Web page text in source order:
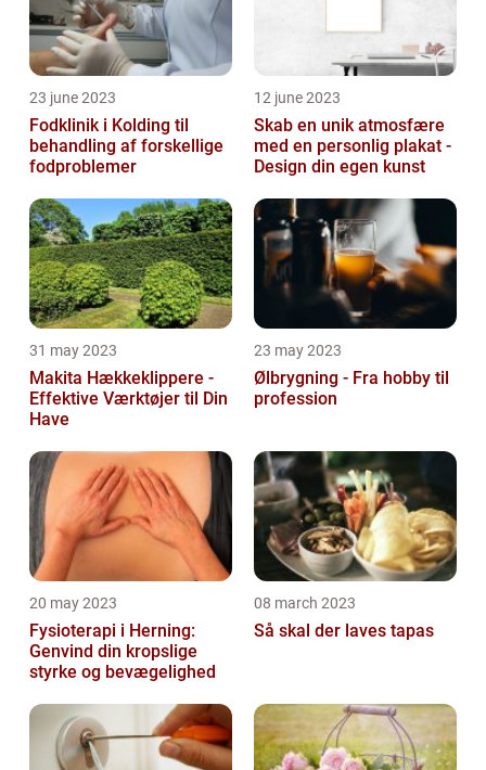
23 june 2023
Fodklinik i Kolding til
behandling af forskellige
fodproblemer
12 june 2023
Skab en unik atmosfære
med en personlig plakat -
Design din egen kunst
31 may 2023
Makita Hækkeklippere -
Effektive Værktøjer til Din
Have
23 may 2023
Ølbrygning - Fra hobby til
profession
20 may 2023
Fysioterapi i Herning:
Genvind din kropslige
styrke og bevægelighed
08 march 2023
Så skal der laves tapas